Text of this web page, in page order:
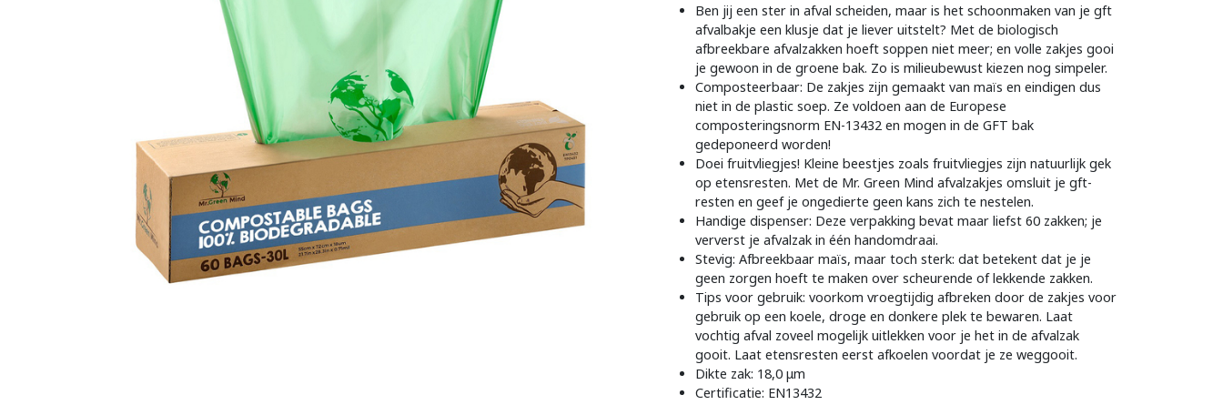
Ben jij een ster in afval scheiden, maar is het schoonmaken van je gft
afvalbakje een klusje dat je liever uitstelt? Met de biologisch
afbreekbare afvalzakken hoeft soppen niet meer; en volle zakjes gooi
je gewoon in de groene bak. Zo is milieubewust kiezen nog simpeler.
Composteerbaar: De zakjes zijn gemaakt van maïs en eindigen dus
niet in de plastic soep. Ze voldoen aan de Europese
composteringsnorm EN-13432 en mogen in de GFT bak
gedeponeerd worden!
Doei fruitvliegjes! Kleine beestjes zoals fruitvliegjes zijn natuurlijk gek
op etensresten. Met de Mr. Green Mind afvalzakjes omsluit je gft-
resten en geef je ongedierte geen kans zich te nestelen.
Handige dispenser: Deze verpakking bevat maar liefst 60 zakken; je
ververst je afvalzak in één handomdraai.
Stevig: Afbreekbaar maïs, maar toch sterk: dat betekent dat je je
geen zorgen hoeft te maken over scheurende of lekkende zakken.
Tips voor gebruik: voorkom vroegtijdig afbreken door de zakjes voor
gebruik op een koele, droge en donkere plek te bewaren. Laat
vochtig afval zoveel mogelijk uitlekken voor je het in de afvalzak
gooit. Laat etensresten eerst afkoelen voordat je ze weggooit.
Dikte zak: 18,0 μm
Certificatie: EN13432